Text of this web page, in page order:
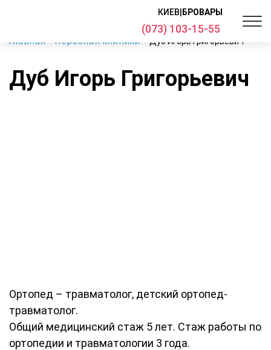
КИЕВ БРОВАРЫ
(073) 103-15-55
Главная Персонал клиники Дуб Игорь Григорьевич
Дуб Игорь Григорьевич
Ортопед – травматолог, детский ортопед-
травматолог.
Общий медицинский стаж 5 лет. Стаж работы по
ортопедии и травматологии 3 года.